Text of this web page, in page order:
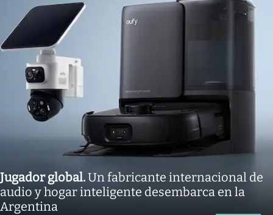
Jugador global.Un fabricante internacional de
audio y hogar inteligente desembarca en la
Argentina